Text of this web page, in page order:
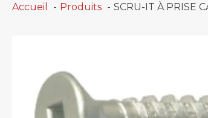
Accueil Produits SCRU-IT À PRISE